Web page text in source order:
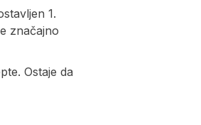
1.
značajno
Ostaje da